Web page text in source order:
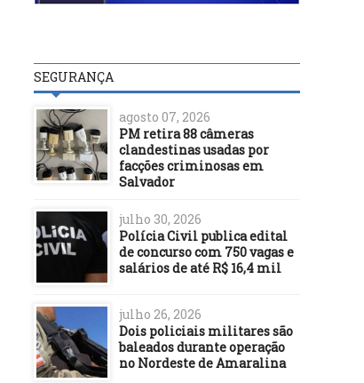
SEGURANÇA
agosto 07, 2026
PM retira 88 câmeras
clandestinas usadas por
facções criminosas em
Salvador
julho 30, 2026
Polícia Civil publica edital
de concurso com 750 vagas e
salários de até R$ 16,4 mil
julho 26, 2026
Dois policiais militares são
baleados durante operação
no Nordeste de Amaralina